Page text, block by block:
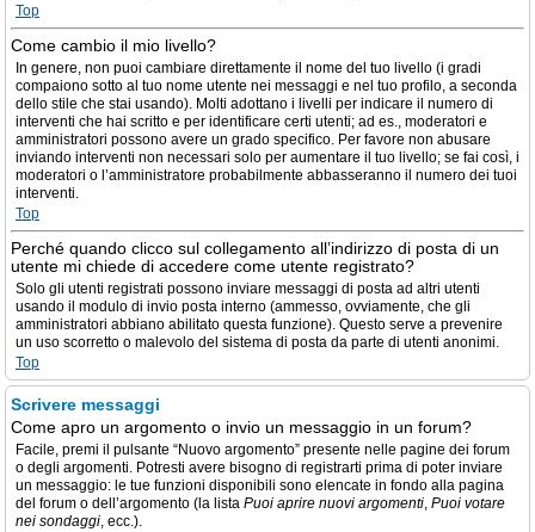
Top
Come cambio il mio livello?
In genere, non puoi cambiare direttamente il nome del tuo livello (i gradi
compaiono sotto al tuo nome utente nei messaggi e nel tuo profilo, a seconda
dello stile che stai usando). Molti adottano i livelli per indicare il numero di
interventi che hai scritto e per identificare certi utenti; ad es., moderatori e
amministratori possono avere un grado specifico. Per favore non abusare
inviando interventi non necessari solo per aumentare il tuo livello; se fai così, i
moderatori o l’amministratore probabilmente abbasseranno il numero dei tuoi
interventi.
Top
Perché quando clicco sul collegamento all’indirizzo di posta di un
utente mi chiede di accedere come utente registrato?
Solo gli utenti registrati possono inviare messaggi di posta ad altri utenti
usando il modulo di invio posta interno (ammesso, ovviamente, che gli
amministratori abbiano abilitato questa funzione). Questo serve a prevenire
un uso scorretto o malevolo del sistema di posta da parte di utenti anonimi.
Top
Scrivere messaggi
Come apro un argomento o invio un messaggio in un forum?
Facile, premi il pulsante “Nuovo argomento” presente nelle pagine dei forum
o degli argomenti. Potresti avere bisogno di registrarti prima di poter inviare
un messaggio: le tue funzioni disponibili sono elencate in fondo alla pagina
del forum o dell’argomento (la lista Puoi aprire nuovi argomenti, Puoi votare
nei sondaggi, ecc.).